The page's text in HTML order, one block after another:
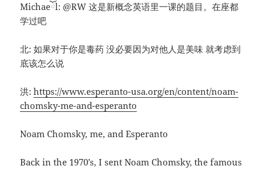
Michaeོl: @RW 这是新概念英语里一课的题目。在座都
学过吧
北: 如果对于你是毒药 没必要因为对他人是美味 就考虑到
底该怎么说
洪:https://www.esperanto-usa.org/en/content/noam-
chomsky-me-and-esperanto
Noam Chomsky, me, and Esperanto
Back in the 1970’s, I sent Noam Chomsky, the famous